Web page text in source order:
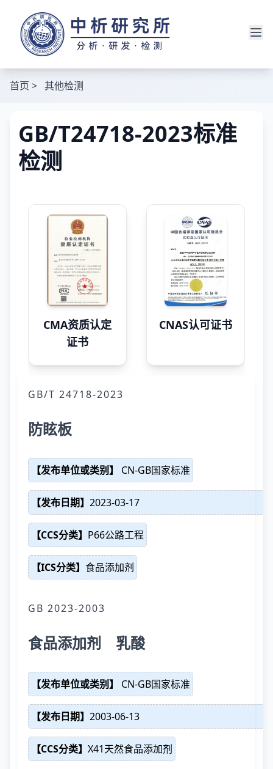
首页 > 其他检测
GB/T24718-2023标准
检测
CMA资质认定
证书
CNAS认可证书
GB/T 24718-2023
防眩板
【发布单位或类别】 CN-GB国家标准
【发布日期】 2023-03-17
【CCS分类】 P66公路工程
【ICS分类】 食品添加剂
GB 2023-2003
食品添加剂 乳酸
【发布单位或类别】 CN-GB国家标准
【发布日期】 2003-06-13
【CCS分类】 X41天然食品添加剂